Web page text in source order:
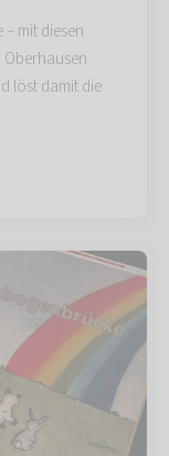
mit diesen
löst damit die